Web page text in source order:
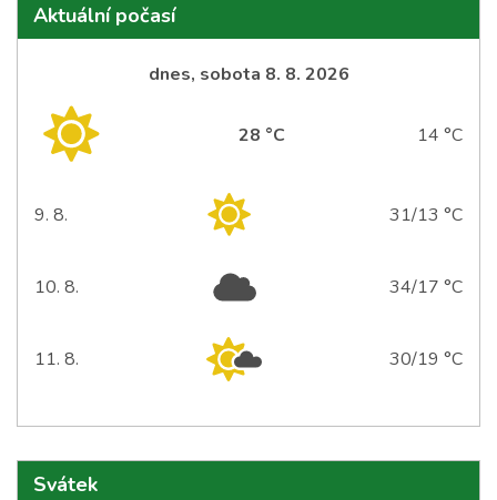
Aktuální počasí
dnes, sobota 8. 8. 2026
28 °C 14 °C
neděle
9. 8. 31/13 °C
pondělí
10. 8. 34/17 °C
úterý
11. 8. 30/19 °C
Svátek